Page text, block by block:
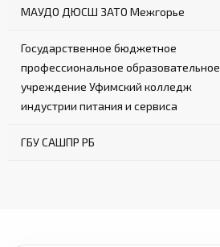
МАУДО ДЮСШ ЗАТО Межгорье
Государственное бюджетное
профессиональное образовательное
учреждение Уфимский колледж
индустрии питания и сервиса
ГБУ САШПР РБ